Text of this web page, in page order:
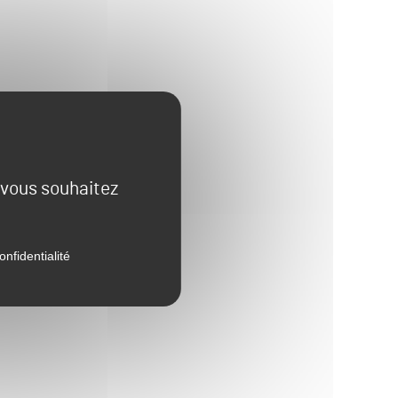
souhaitez